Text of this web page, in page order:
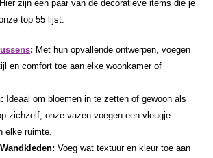
zijn een paar van de decoratieve items die je
top 55 lijst:
: Met hun opvallende ontwerpen, voegen
en comfort toe aan elke woonkamer of
Ideaal om bloemen in te zetten of gewoon als
zichzelf, onze vazen voegen een vleugje
elke ruimte.
Voeg wat textuur en kleur toe aan